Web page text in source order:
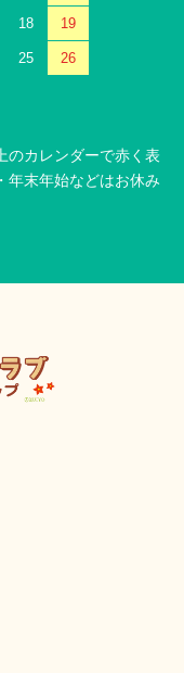
18 19
25 26
のカレンダーで赤く表
年末年始などはお休み